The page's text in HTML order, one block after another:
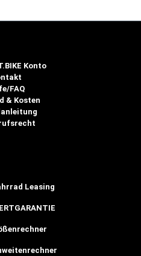
Konto
FAQ
& Kosten
Leasing